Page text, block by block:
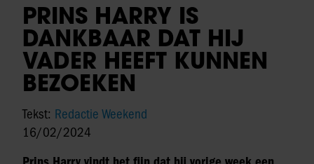
PRINS HARRY IS
DANKBAAR DAT HIJ
VADER HEEFT KUNNEN
BEZOEKEN
Tekst: Redactie Weekend
16/02/2024